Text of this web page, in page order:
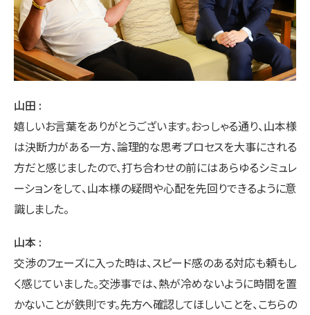
山田
嬉しいお言葉をありがとうございます。おっしゃる通り、山本様
は決断力がある一方、論理的な思考プロセスを大事にされる
方だと感じましたので、打ち合わせの前にはあらゆるシミュレ
ーションをして、山本様の疑問や心配を先回りできるように意
識しました。
山本
交渉のフェーズに入った時は、スピード感のある対応も頼もし
く感じていました。交渉事では、熱が冷めないように時間を置
かないことが鉄則です。先方へ確認してほしいことを、こちらの